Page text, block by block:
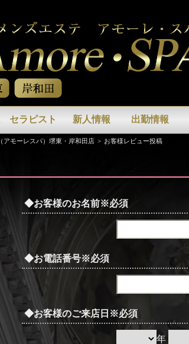
セラピスト 新人情報 出勤情報
アモーレスパ）堺東・岸和田店 お客様レビュー投稿
◆お客様のお名前※必須
◆お電話番号※必須
◆お客様のご来店日 ※必須
年